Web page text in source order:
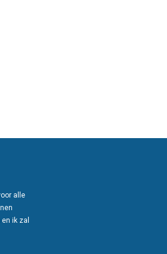
alle
ik zal